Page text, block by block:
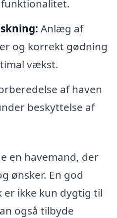
Anlæg af
og korrekt gødning
vækst.
af haven
beskyttelse af
en havemand, der
ønsker. En god
er ikke kun dygtig til
også tilbyde